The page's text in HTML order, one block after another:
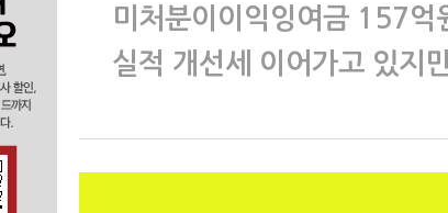
미처분이이익잉여금 157억
실적 개선세 이어가고 있지